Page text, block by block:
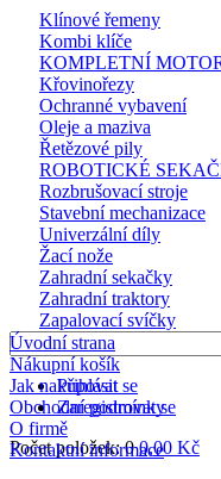
Klínové řemeny
Kombi klíče
KOMPLETNÍ
Křovinořezy
Ochranné vybavení
Oleje a maziva
Řetězové pily
ROBOTICKÉ
Rozbrušovací stroje
Stavební mechanizace
Univerzální díly
Žací nože
Zahradní sekačky
Zahradní traktory
Zapalovací svíčky
Přihlásit se
Zaregistrovat se
Počet položek: 0 0,00 Kč
Úvodní strana
Nákupní košík
Jak nakupovat
Obchodní podmínky
O firmě
Kontaktní informace